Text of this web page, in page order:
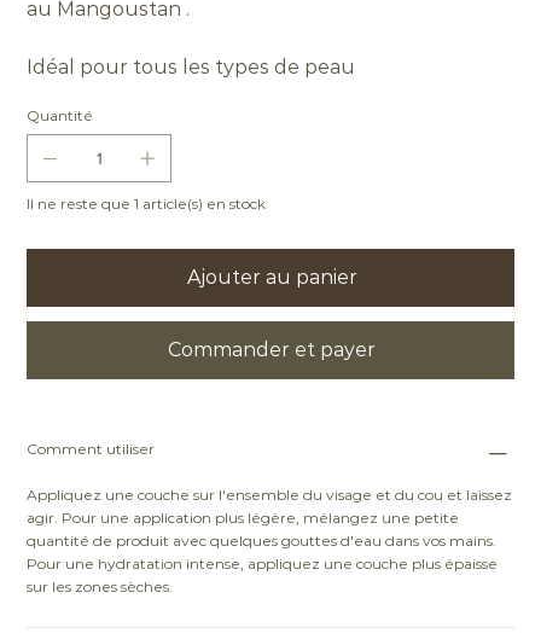
au Mangoustan .
Idéal pour tous les types de peau
Quantité
Il ne reste que 1 article(s) en stock
Ajouter au panier
Commander et payer
Comment utiliser
Appliquez une couche sur l'ensemble du visage et du cou et laissez
agir. Pour une application plus légère, mélangez une petite
quantité de produit avec quelques gouttes d'eau dans vos mains.
Pour une hydratation intense, appliquez une couche plus épaisse
sur les zones sèches.